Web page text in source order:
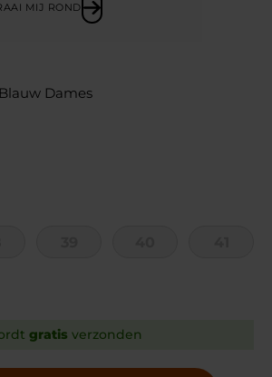
MIJ ROND
Dames
gratis verzonden